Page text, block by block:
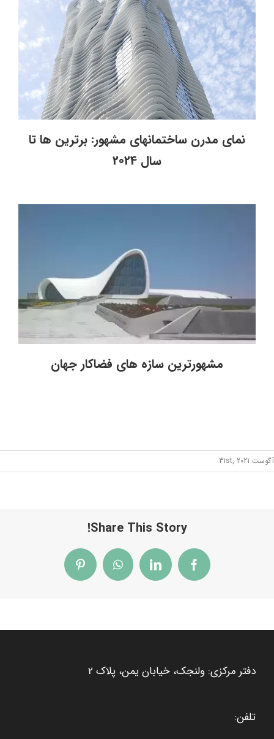
نمای مدرن ساختمانهای مشهور: برترین ها تا
سال 2024
مشهورترین سازه های فضاکار جهان
آگوست 31st, 2021
Share This Story!
Facebook
LinkedIn
WhatsApp
Pinterest
دفتر مرکزی: ولنجک، خیابان یمن، پلاک 2
تلفن: